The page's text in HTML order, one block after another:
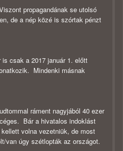
propagandának se utolsó
de a nép közé is szórtak pénzt
csak a 2017 január 1. előtt
Mindenki másnak
ráment nagyjából 40 ezer
Bár a hivatalos indoklást
volna vezetniük, de most
van úgy szétlopták az országot.